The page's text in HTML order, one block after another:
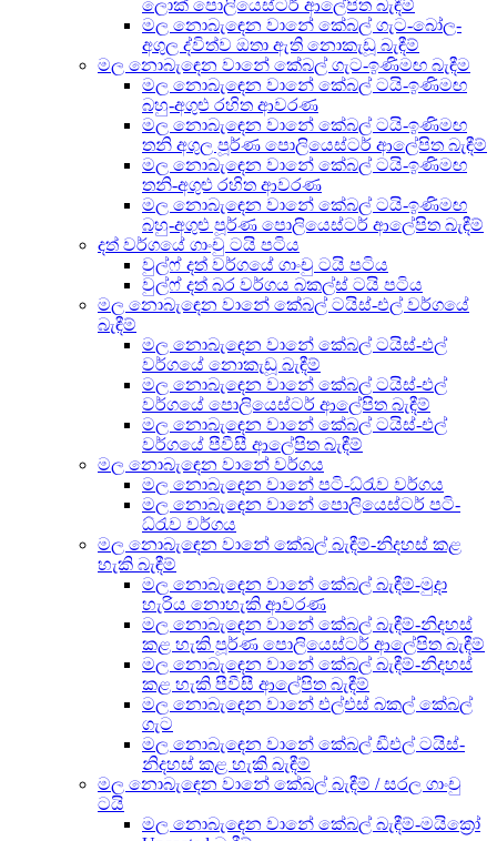
ලොක් පොලියෙස්ටර් ආලේපිත බැඳීම්
මල නොබැඳෙන වානේ කේබල් ගැට-බෝල-
අගුල ද්විත්ව ඔතා ඇති නොකැඩූ බැඳීම්
මල නොබැඳෙන වානේ කේබල් ගැට-ඉණිමඟ බැඳීම
මල නොබැඳෙන වානේ කේබල් ටයි-ඉණිමඟ
බහු-අගුළු රහිත ආවරණ
මල නොබැඳෙන වානේ කේබල් ටයි-ඉණිමඟ
තනි අගුල පූර්ණ පොලියෙස්ටර් ආලේපිත බැඳීම්
මල නොබැඳෙන වානේ කේබල් ටයි-ඉණිමඟ
තනි-අගුළු රහිත ආවරණ
මල නොබැඳෙන වානේ කේබල් ටයි-ඉණිමඟ
බහු-අගුළු පූර්ණ පොලියෙස්ටර් ආලේපිත බැඳීම්
දත් වර්ගයේ ගාංචු ටයි පටිය
වුල්ෆ් දත් වර්ගයේ ගාංචු ටයි පටිය
වුල්ෆ් දත් බර වර්ගය බකල්ස් ටයි පටිය
මල නොබැඳෙන වානේ කේබල් ටයිස්-එල් වර්ගයේ
බැඳීම්
මල නොබැඳෙන වානේ කේබල් ටයිස්-එල්
වර්ගයේ නොකැඩූ බැඳීම්
මල නොබැඳෙන වානේ කේබල් ටයිස්-එල්
වර්ගයේ පොලියෙස්ටර් ආලේපිත බැඳීම්
මල නොබැඳෙන වානේ කේබල් ටයිස්-එල්
වර්ගයේ පීවීසී ආලේපිත බැඳීම්
මල නොබැඳෙන වානේ වර්ගය
මල නොබැඳෙන වානේ පටි-ධ්රැව වර්ගය
මල නොබැඳෙන වානේ පොලියෙස්ටර් පටි-
ධ්රැව වර්ගය
මල නොබැඳෙන වානේ කේබල් බැඳීම්-නිදහස් කළ
හැකි බැඳීම්
මල නොබැඳෙන වානේ කේබල් බැඳීම්-මුදා
හැරිය නොහැකි ආවරණ
මල නොබැඳෙන වානේ කේබල් බැඳීම්-නිදහස්
කළ හැකි පූර්ණ පොලියෙස්ටර් ආලේපිත බැඳීම්
මල නොබැඳෙන වානේ කේබල් බැඳීම්-නිදහස්
කළ හැකි පීවීසී ආලේපිත බැඳීම්
මල නොබැඳෙන වානේ එල්එස් බකල් කේබල්
ගැට
මල නොබැඳෙන වානේ කේබල් ඩීඑල් ටයිස්-
නිදහස් කළ හැකි බැඳීම්
මල නොබැඳෙන වානේ කේබල් බැඳීම් / සරල ගාංචු
ටයි
මල නොබැඳෙන වානේ කේබල් බැඳීම්-මයික්‍රෝ